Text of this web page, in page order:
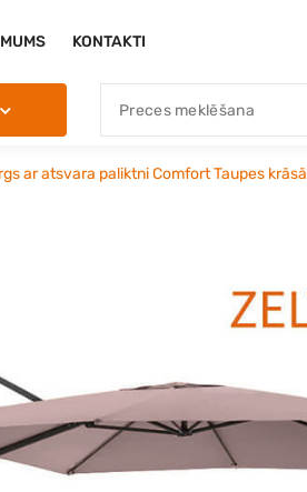
KONTAKTI
ar atsvara paliktni Comfort Taupes krāsā